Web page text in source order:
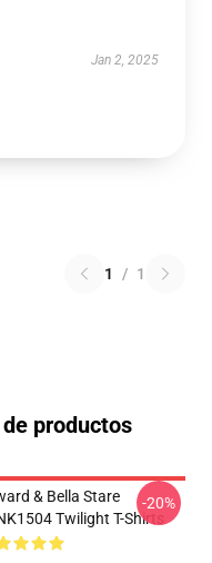
Jan 2, 2025
1 / 1
productos
& Bella Stare
Twilight T-Shirts
-20%